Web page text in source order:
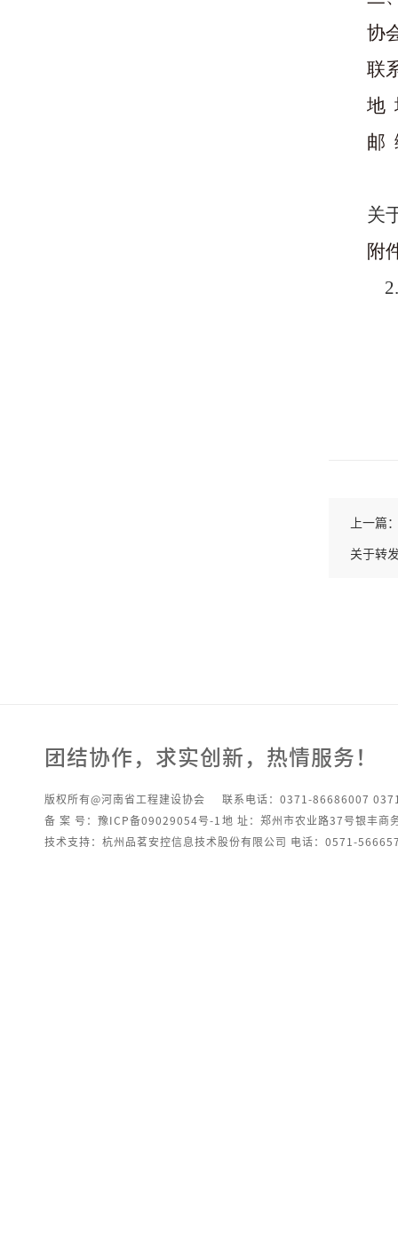
协
联
地
邮
关
附
上一篇
关于转
团结协作，求实创新，热情服务！
版权所有@河南省工程建设协会
联系电话：0371-86686007
备 案 号：豫ICP备09029054号-1 地 址：郑州市农业路37号银丰商
技术支持：杭州品茗安控信息技术股份有限公司 电话：0571-